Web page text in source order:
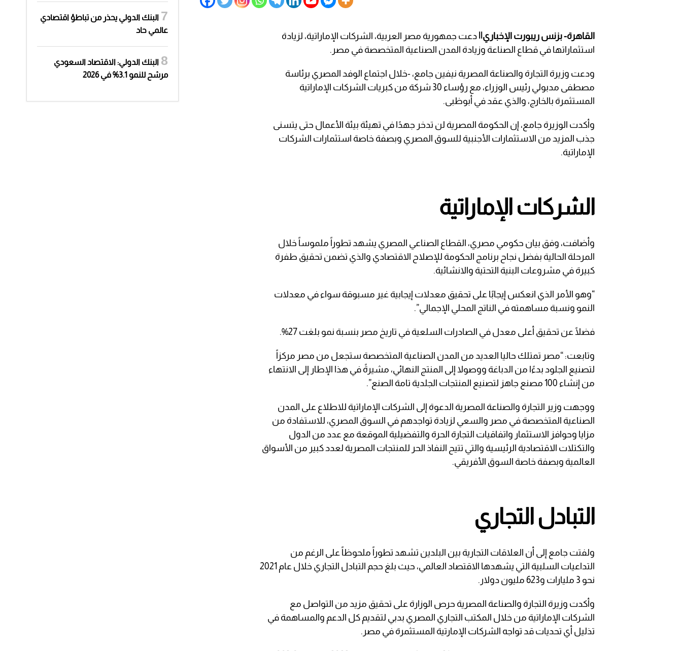
القاهرة- بزنس ريبورت الإخباري|| دعت جمهورية مصر العربية، الشركات الإماراتية، لزيادة
استثماراتها في قطاع الصناعة وزيادة المدن الصناعية المتخصصة في مصر.
ودعت وزيرة التجارة والصناعة المصرية نيفين جامع، -خلال اجتماع الوفد المصري برئاسة
مصطفى مدبولي رئيس الوزراء، مع رؤساء 30 شركة من كبريات الشركات الإماراتية
المستثمرة بالخارج، والذي عقد في أبوظبى.
وأكدت الوزيرة جامع، إن الحكومة المصرية لن تدخر جهدًا في تهيئة بيئة الأعمال حتى يتسنى
جذب المزيد من الاستثمارات الأجنبية للسوق المصري وبصفة خاصة استثمارات الشركات
الإماراتية.
الشركات الإماراتية
وأضافت، وفق بيان حكومي مصري، القطاع الصناعي المصري يشهد تطوراً ملموساً خلال
المرحلة الحالية بفضل نجاح برنامج الحكومة للإصلاح الاقتصادي والذي تضمن تحقيق طفرة
كبيرة في مشروعات البنية التحتية والانشائية.
“وهو الأمر الذي انعكس إيجابًا على تحقيق معدلات إيجابية غير مسبوقة سواء في معدلات
النمو ونسبة مساهمته في الناتج المحلي الإجمالي”.
فضلًا عن تحقيق أعلى معدل في الصادرات السلعية في تاريخ مصر بنسبة نمو بلغت 27%.
وتابعت: “مصر تمتلك حاليا العديد من المدن الصناعية المتخصصة ستجعل من مصر مركزاً
لتصنيع الجلود بدءًا من الدباغة ووصولا إلى المنتج النهائي، مشيرةً في هذا الإطار إلى الانتهاء
من إنشاء 100 مصنع جاهز لتصنيع المنتجات الجلدية تامة الصنع”.
ووجهت وزير التجارة والصناعة المصرية الدعوة إلى الشركات الإماراتية للاطلاع على المدن
الصناعية المتخصصة في مصر والسعي لزيادة تواجدهم في السوق المصري، للاستفادة من
مزايا وحوافز الاستثمار واتفاقيات التجارة الحرة والتفضيلية الموقعة مع عدد من الدول
والتكتلات الاقتصادية الرئيسية والتي تتيح النفاذ الحر للمنتجات المصرية لعدد كبير من الأسواق
العالمية وبصفة خاصة السوق الأفريقي.
التبادل التجاري
ولفتت جامع إلى أن العلاقات التجارية بين البلدين تشهد تطوراً ملحوظاً على الرغم من
التداعيات السلبية التي يشهدها الاقتصاد العالمي، حيث بلغ حجم التبادل التجاري خلال عام 2021
نحو 3 مليارات و623 مليون دولار.
وأكدت وزيرة التجارة والصناعة المصرية حرص الوزارة على تحقيق مزيد من التواصل مع
الشركات الإماراتية من خلال المكتب التجاري المصري بدبي لتقديم كل الدعم والمساهمة في
تذليل أي تحديات قد تواجه الشركات الإمارتية المستثمرة في مصر.
البنك الدولي يحذر من تباطؤ اقتصادي
عالمي حاد
البنك الدولي: الاقتصاد السعودي
مرشح للنمو 3.1% في 2026